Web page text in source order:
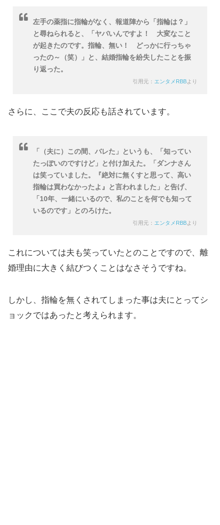
左手の薬指に指輪がなく、報道陣から「指輪は？」
と尋ねられると、「ヤバいんですよ！ 大変なこと
が起きたのです。指輪、無い！ どっかに行っちゃ
ったの～（笑）」と、結婚指輪を紛失したことを振
り返った。
引用元： エンタメRBBより
さらに、ここで夫の反応も話されています。
「（夫に）この間、バレた」というも、「知ってい
たっぽいのですけど」と付け加えた。「ダンナさん
は笑っていました。『絶対に無くすと思って、高い
指輪は買わなかったよ』と言われました」と告げ、
「10年、一緒にいるので、私のことを何でも知って
いるのです」とのろけた。
引用元： エンタメRBBより
これについては夫も笑っていたとのことですので、離
婚理由に大きく結びつくことはなさそうですね。
しかし、指輪を無くされてしまった事は夫にとってシ
ョックではあったと考えられます。